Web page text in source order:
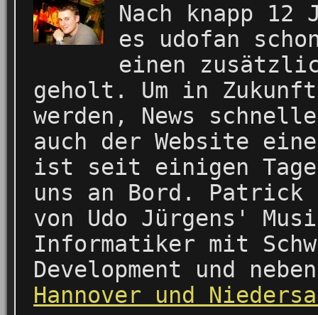
Nach knapp
es udofan
einen
geholt. Um in
werden, News
auch der Website
ist seit einigen
uns an Bord.
von Udo Jürgens'
Informatiker mit
Development und
Hannover und